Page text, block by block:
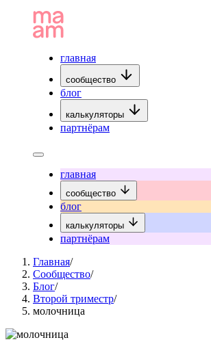
главная
сообщество
блог
калькуляторы
партнёрам
главная
сообщество
блог
калькуляторы
партнёрам
Главная/
Сообщество/
Блог/
Второй триместр/
молочница